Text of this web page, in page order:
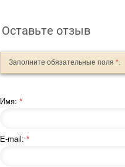
Оставьте отзыв
Заполните обязательные поля *
Имя: *
E-mail: *